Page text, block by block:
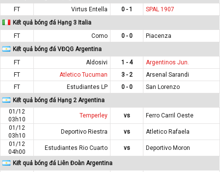
FT
Virtus Entella 0 - 1
SPAL 1907
Kết quả bóng đá Hạng 3 Italia
FT
Como 0 - 0
Piacenza
Kết quả bóng đá VĐQG Argentina
FT
Aldosivi 1 - 4
Argentinos Jun.
FT
Atletico Tucuman 3 - 2
Arsenal Sarandi
FT
Estudiantes LP 0 - 0
San Lorenzo
Kết quả bóng đá Hạng 2 Argentina
01/12
03h10
Temperley vs
Ferro Carril Oeste
01/12
03h10
Deportivo Riestra vs
Atletico Rafaela
01/12
04h00
Estudiantes Rio Cuarto vs Deportivo Moron
Kết quả bóng đá Liên Đoàn Argentina